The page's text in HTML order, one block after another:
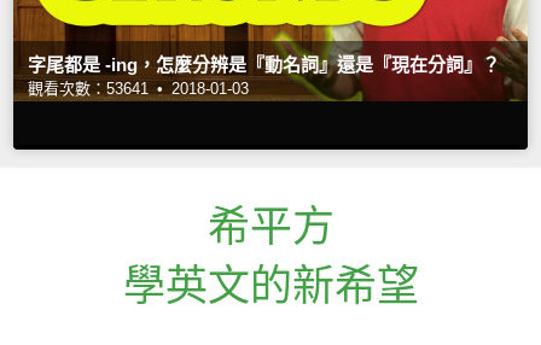
字尾都是 -ing，怎麼分辨是『動名詞』還是『現在分詞』？
觀看次數：53641 • 2018-01-03
希平方
學英文的新希望